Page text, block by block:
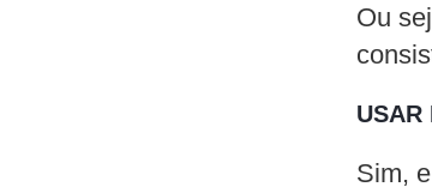
Ou
USAR
Sim,